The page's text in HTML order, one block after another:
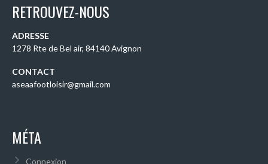
RETROUVEZ-NOUS
ADRESSE
1278 Rte de Bel air, 84140 Avignon
CONTACT
aseaafootloisir@gmail.com
MÉTA
Connexion